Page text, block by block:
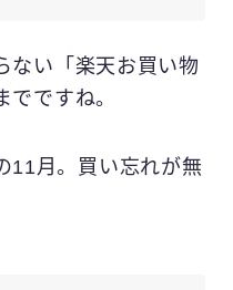
ない「楽天お買い物
ですね。
11月。買い忘れが無